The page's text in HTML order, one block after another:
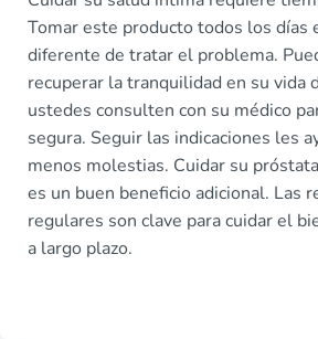
Tomar este producto todos los días
diferente de tratar el problema.
recuperar la tranquilidad en su vida
ustedes consulten con su médico
segura. Seguir las indicaciones les
menos molestias. Cuidar su
es un buen beneficio adicional. Las
regulares son clave para cuidar el
a largo plazo.